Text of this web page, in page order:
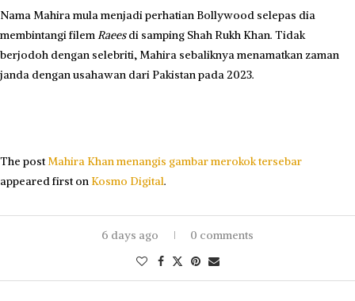
Nama Mahira mula menjadi perhatian Bollywood selepas dia
membintangi filemRaeesdi samping Shah Rukh Khan. Tidak
berjodoh dengan selebriti, Mahira sebaliknya menamatkan zaman
janda dengan usahawan dari Pakistan pada 2023.
The postMahira Khan menangis gambar merokok tersebar
appeared first on Kosmo Digital.
6 days ago 0 comments